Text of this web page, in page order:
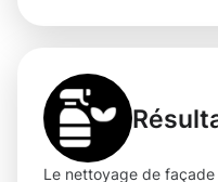
Le nettoyage de façade